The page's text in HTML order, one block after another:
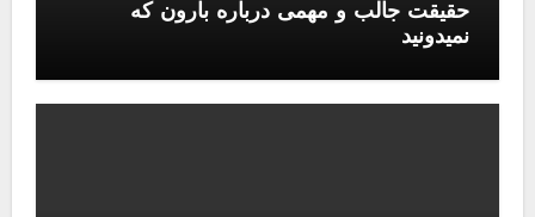
حقیقت جالب و مهمی درباره بارون که
نمیدونید